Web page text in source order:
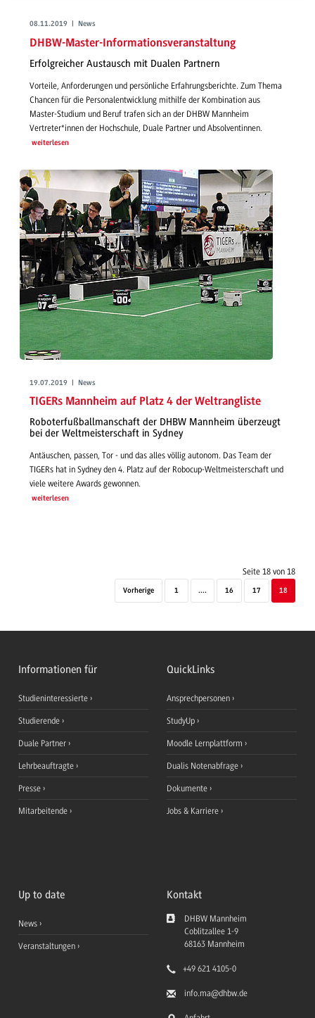
08.11.2019 | News
DHBW-Master-Informationsveranstaltung
Erfolgreicher Austausch mit Dualen Partnern
Vorteile, Anforderungen und persönliche Erfahrungsberichte. Zum Thema
Chancen für die Personalentwicklung mithilfe der Kombination aus
Master-Studium und Beruf trafen sich an der DHBW Mannheim
Vertreter*innen der Hochschule, Duale Partner und Absolventinnen.
weiterlesen
19.07.2019 | News
TIGERs Mannheim auf Platz 4 der Weltrangliste
Roboterfußballmanschaft der DHBW Mannheim überzeugt
bei der Weltmeisterschaft in Sydney
Antäuschen, passen, Tor - und das alles völlig autonom. Das Team der
TIGERs hat in Sydney den 4. Platz auf der Robocup-Weltmeisterschaft und
viele weitere Awards gewonnen.
weiterlesen
Seite 18 von 18
Vorherige 1 .... 16 17 18
Informationen für
Studieninteressierte
Studierende
Duale Partner
Lehrbeauftragte
Presse
Mitarbeitende
QuickLinks
Ansprechpersonen
StudyUp
Moodle Lernplattform
Dualis Notenabfrage
Dokumente
Jobs & Karriere
Up to date
News
Veranstaltungen
Kontakt
DHBW Mannheim
Coblitzallee 1-9
68163 Mannheim
+49 621 4105-0
info.ma@dhbw.de